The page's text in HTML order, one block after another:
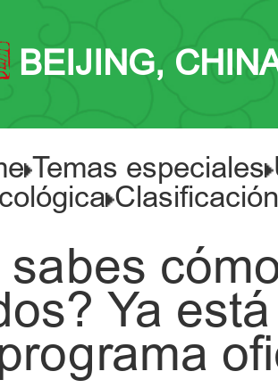
BEIJING,
Temas especiales
Ya